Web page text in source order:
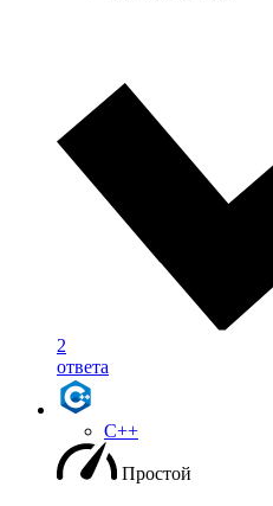
2
ответа
C++
Простой